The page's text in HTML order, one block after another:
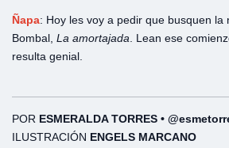
Ñapa: Hoy les voy a pedir que busquen la
Bombal, La amortajada . Lean ese
resulta genial.
POR ESMERALDA TORRES •
ILUSTRACIÓN ENGELS MARCANO